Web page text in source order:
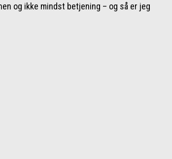
og ikke mindst betjening – og så er jeg